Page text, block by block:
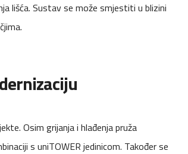
lišća. Sustav se može smjestiti u blizini
Osim grijanja i hlađenja pruža
s uniTOWER jedinicom. Također se